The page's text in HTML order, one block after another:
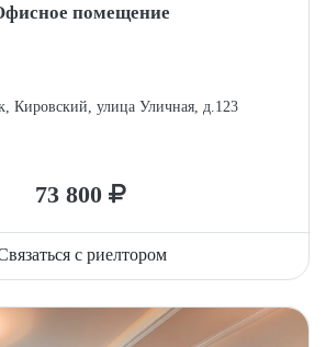
помещение
Кировский, улица Уличная, д.123
73 800
с риелтором